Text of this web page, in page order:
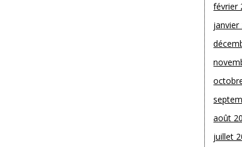
février
janvier
août
juillet